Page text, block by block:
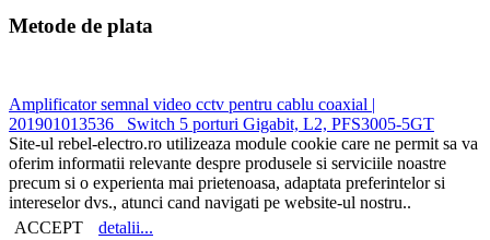
Metode de plata
Amplificator semnal video cctv pentru cablu coaxial |
201901013536
Switch 5 porturi Gigabit, L2, PFS3005-5GT
Site-ul rebel-electro.ro utilizeaza module cookie care ne permit sa va
oferim informatii relevante despre produsele si serviciile noastre
precum si o experienta mai prietenoasa, adaptata preferintelor si
intereselor dvs., atunci cand navigati pe website-ul nostru..
ACCEPT
detalii...